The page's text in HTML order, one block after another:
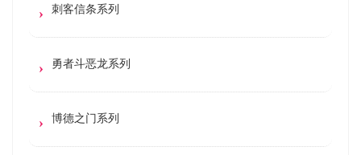
刺客信条系列
勇者斗恶龙系列
博德之门系列